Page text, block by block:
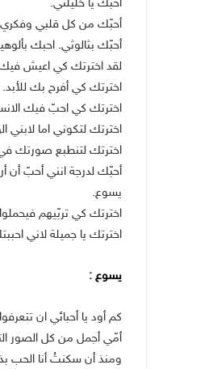
أحبّك يا خليلتي.
أحبّك من كل قلبي وفكري
أحبّك بثالوثي. احبك
لقد اخترتك كي اعيش فيك
اخترتك كي أفرح بك للأبد.
اخترتك كي احبّ فيك
اخترتك لتكوني اما لابني
اخترتك لتنطبع صورتك في
أحبّك لدرجة انني أحبّ أن
يسوع.
اخترتك كي تربّيهم
اخترتك يا جميلة لاني
يسوع :
كم أود يا أحبائي ان
أمّي أجمل من كل الصور
ومنذ أن سكنتُ أنا الحب